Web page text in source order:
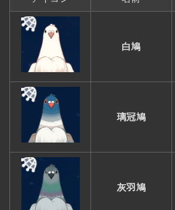
白鳩
璃冠鳩
灰羽鳩